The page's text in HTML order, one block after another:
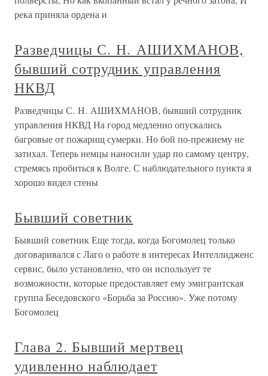
река приняла ордена и
Разведчицы С. Н. АШИХМАНОВ,
бывший сотрудник управления
НКВД
Разведчицы С. Н. АШИХМАНОВ, бывший сотрудник
управления НКВД На город медленно опускались
багровые от пожарищ сумерки. Но бой по-прежнему не
затихал. Теперь немцы наносили удар по самому центру,
стремясь пробиться к Волге. С наблюдательного пункта я
хорошо видел стены
Бывший советник
Бывший советник Еще тогда, когда Богомолец только
договаривался с Лаго о работе в интересах Интеллидженс
сервис, было установлено, что он использует те
возможности, которые предоставляет ему эмигрантская
группа Беседовского «Борьба за Россию». Уже потому
Богомолец
Глава 2. Бывший мертвец
удивленно наблюдает